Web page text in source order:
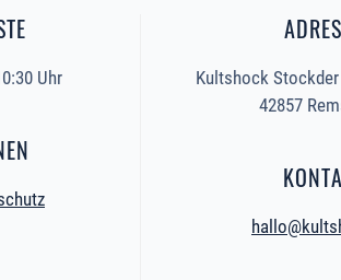
Uhr
Kultshock
42857